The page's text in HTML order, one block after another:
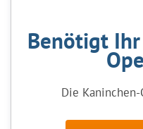
Benötigt
Die